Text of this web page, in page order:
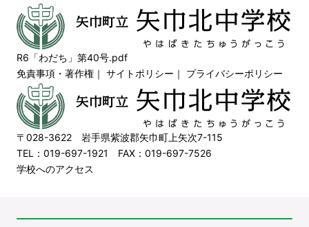
R6「わだち」第40号.pdf
免責事項・著作権 ｜ サイトポリシー ｜ プライバシーポリシー
〒028-3622 岩手県紫波郡矢巾町上矢次7-115
TEL：019-697-1921 FAX：019-697-7526
学校へのアクセス